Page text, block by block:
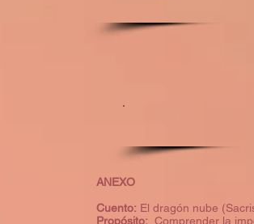
ANEXO
Cuento: El dragón nube
Propósito: Comprender la